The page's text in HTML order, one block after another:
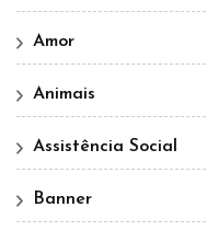
Amor
Animais
Assistência Social
Banner